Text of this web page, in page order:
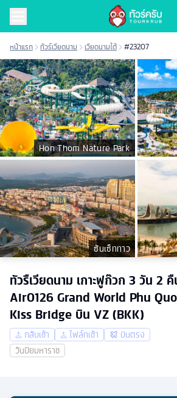
หน้าแรก ทัวร์เวียดนาม เวียดนามใต้ #23207
Hon Thom Nature Park
ซันเซ็ททาว
ทัวรืเวียดนาม เกาะฟูก๊วก 3 วัน 2
Air0126 Grand World Phu
Kiss Bridge บิน VZ (BKK)
กลับเช้า ไฟล์ทเช้า
บินตรง
วันปิยมหาราช